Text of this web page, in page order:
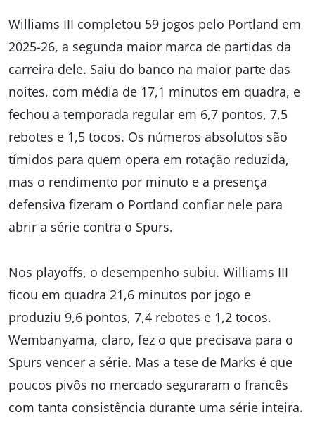
Williams III completou 59 jogos pelo Portland em
2025-26, a segunda maior marca de partidas da
carreira dele. Saiu do banco na maior parte das
noites, com média de 17,1 minutos em quadra, e
fechou a temporada regular em 6,7 pontos, 7,5
rebotes e 1,5 tocos. Os números absolutos são
tímidos para quem opera em rotação reduzida,
mas o rendimento por minuto e a presença
defensiva fizeram o Portland confiar nele para
abrir a série contra o Spurs.
Nos playoffs, o desempenho subiu. Williams III
ficou em quadra 21,6 minutos por jogo e
produziu 9,6 pontos, 7,4 rebotes e 1,2 tocos.
Wembanyama, claro, fez o que precisava para o
Spurs vencer a série. Mas a tese de Marks é que
poucos pivôs no mercado seguraram o francês
com tanta consistência durante uma série inteira.